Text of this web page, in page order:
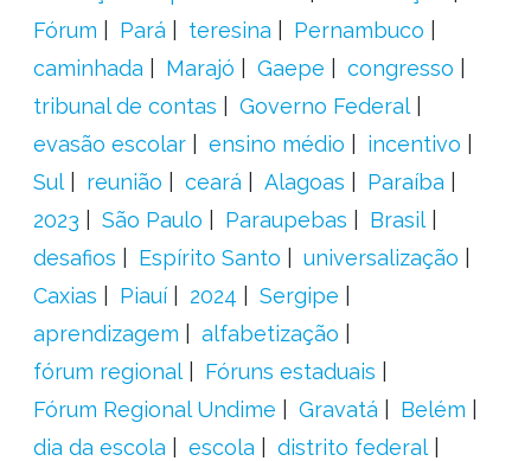
Fórum
Pará teresina
Pernambuco
caminhada
Marajó Gaepe
congresso
tribunal de contas
Governo Federal
evasão escolar
ensino médio
incentivo
Sul
reunião ceará Alagoas
Paraíba
2023
São Paulo Paraupebas
Brasil
desafios
Espírito Santo
universalização
Caxias
Piauí 2024
Sergipe
aprendizagem
alfabetização
fórum regional
Fóruns estaduais
Fórum Regional Undime
Gravatá
Belém
dia da escola
escola
distrito federal